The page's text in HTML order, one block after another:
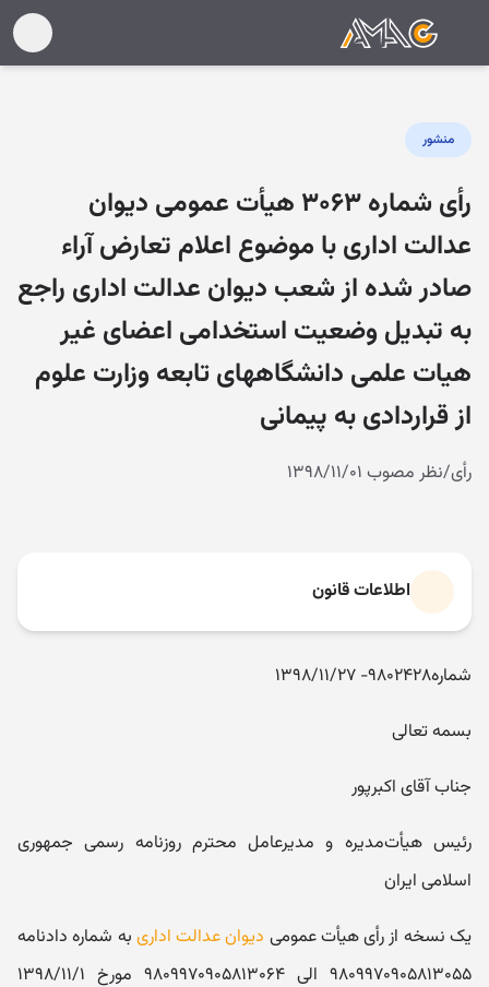
منشور
رأی شماره ۳۰۶۳ هیأت عمومی دیوان
عدالت اداری با موضوع اعلام تعارض آراء
صادر شده از شعب دیوان عدالت اداری راجع
به تبدیل وضعیت استخدامی اعضای غیر
هیات علمی دانشگاههای تابعه وزارت علوم
از قراردادی به پیمانی
رأی/نظر مصوب ۱۳۹۸/۱۱/۰۱
اطلاعات قانون
شماره۹۸۰۲۴۲۸- ۱۳۹۸/۱۱/۲۷
بسمه تعالی
جناب آقای اکبرپور
رئیس هیأت‌مدیره و مدیرعامل محترم روزنامه رسمی جمهوری
اسلامی ایران
یک نسخه از رأی هیأت عمومی دیوان عدالت اداری به شماره دادنامه
۹۸۰۹۹۷۰۹۰۵۸۱۳۰۵۵ الی ۹۸۰۹۹۷۰۹۰۵۸۱۳۰۶۴ مورخ ۱۳۹۸/۱۱/۱